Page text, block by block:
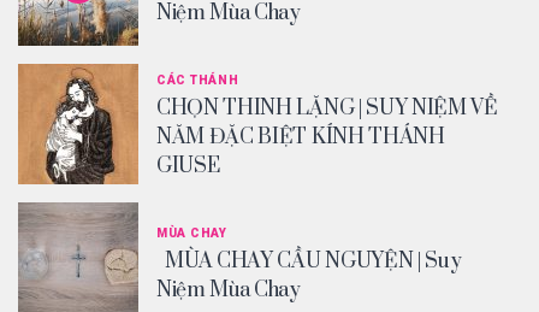
Niệm Mùa Chay
CÁC THÁNH
CHỌN THINH LẶNG | SUY NIỆM VỀ
NĂM ĐẶC BIỆT KÍNH THÁNH
GIUSE
MÙA CHAY
MÙA CHAY CẦU NGUYỆN | Suy
Niệm Mùa Chay